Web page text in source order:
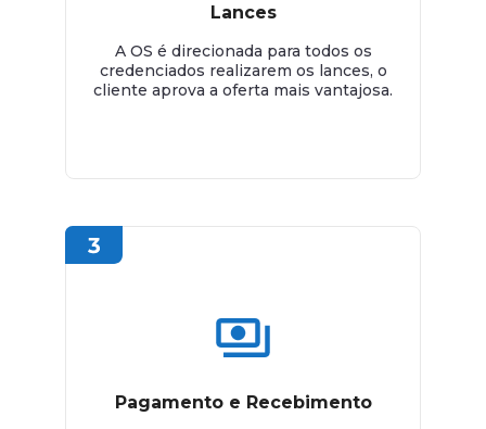
Lances
A OS é direcionada para todos os
credenciados realizarem os lances, o
cliente aprova a oferta mais vantajosa.
Pagamento e Recebimento